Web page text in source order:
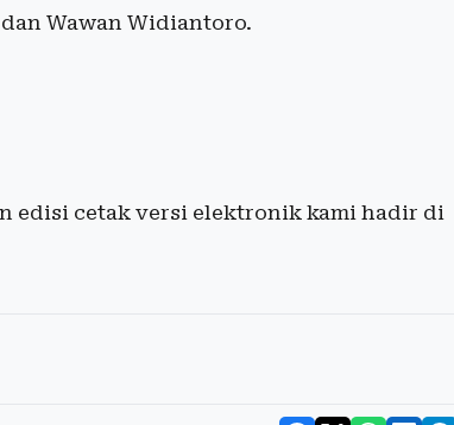
Wawan Widiantoro.
edisi cetak versi elektronik kami hadir di